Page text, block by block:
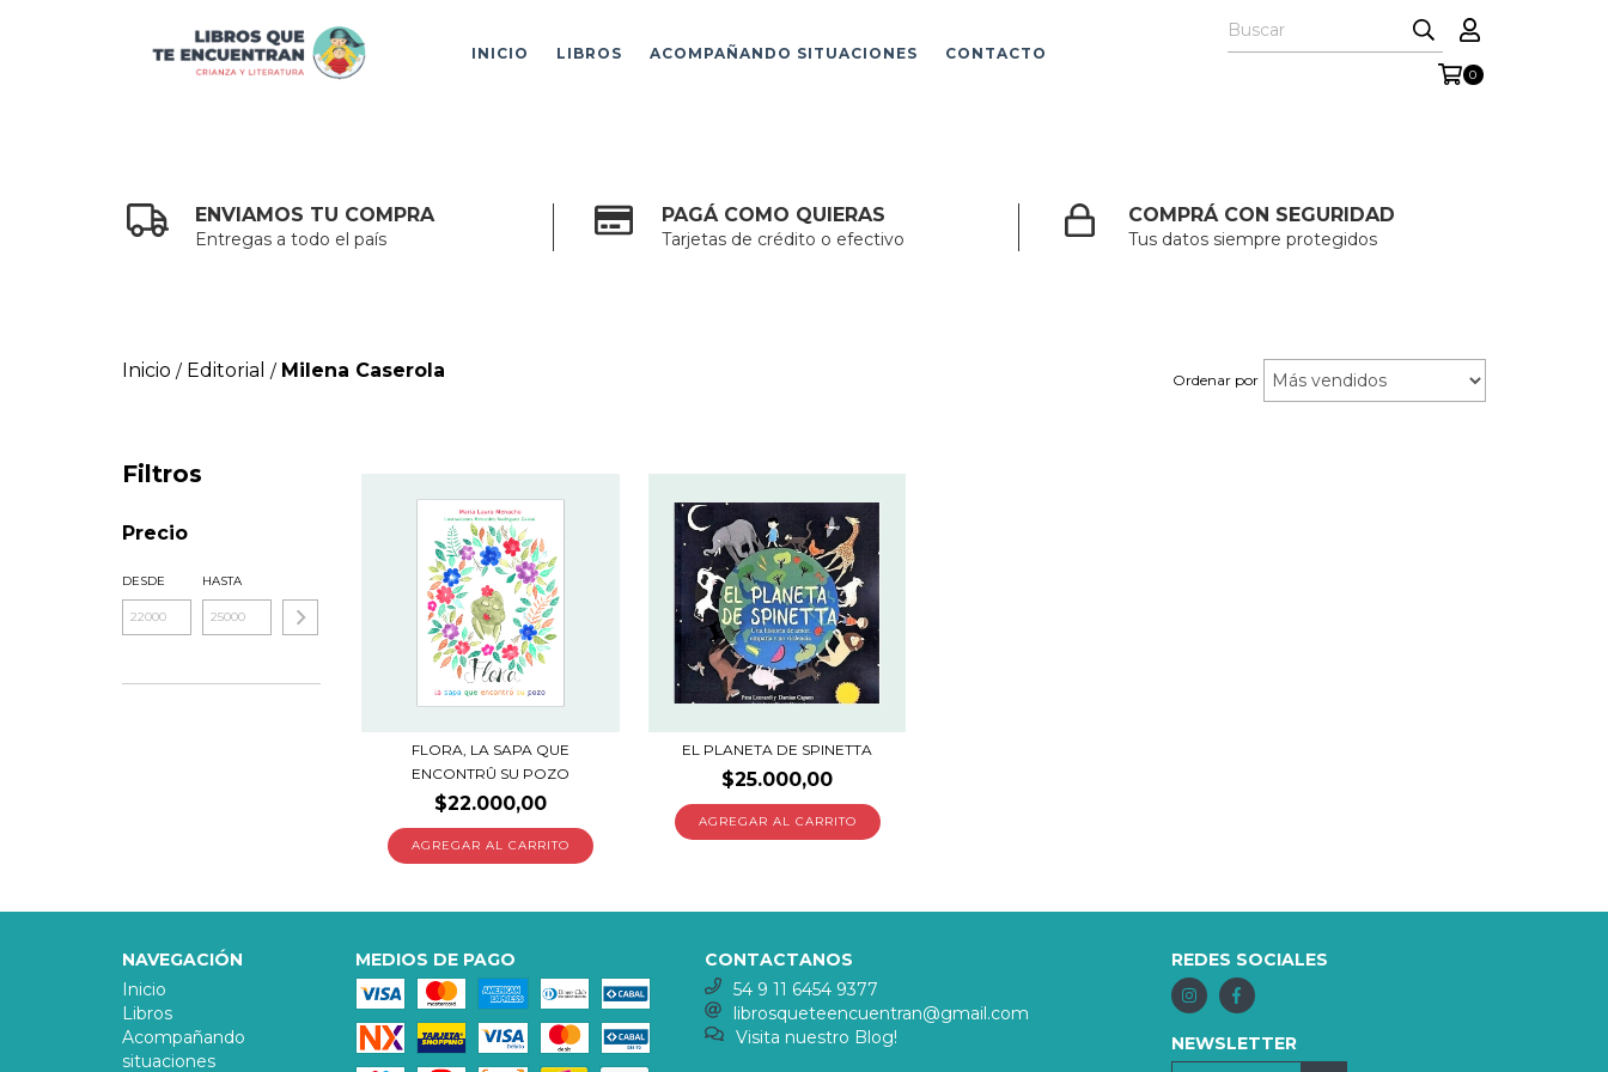
INICIO LIBROS ACOMPAÑANDO SITUACIONES CONTACTO
0
ENVIAMOS TU COMPRA
Entregas a todo el país
PAGÁ COMO QUIERAS
Tarjetas de crédito o efectivo
COMPRÁ CON SEGURIDAD
Tus datos siempre protegidos
Inicio / Editorial / Milena Caserola Ordenar por
Filtros
Precio
DESDE HASTA
FLORA, LA SAPA QUE
ENCONTRÛ SU POZO
$22.000,00
EL PLANETA DE SPINETTA
$25.000,00
NAVEGACIÓN
Inicio
Libros
Acompañando
situaciones
MEDIOS DE PAGO
CONTACTANOS
54 9 11 6454 9377
librosqueteencuentran@gmail.com
Visita nuestro Blog!
REDES SOCIALES
NEWSLETTER